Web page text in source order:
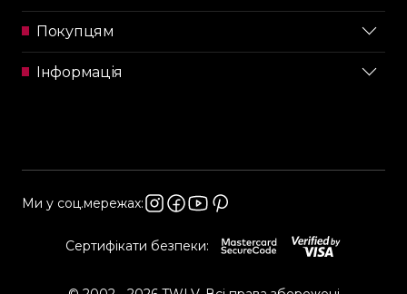
Покупцям
Інформація
Сертифікати безпеки:
Ми у соц.мережах: